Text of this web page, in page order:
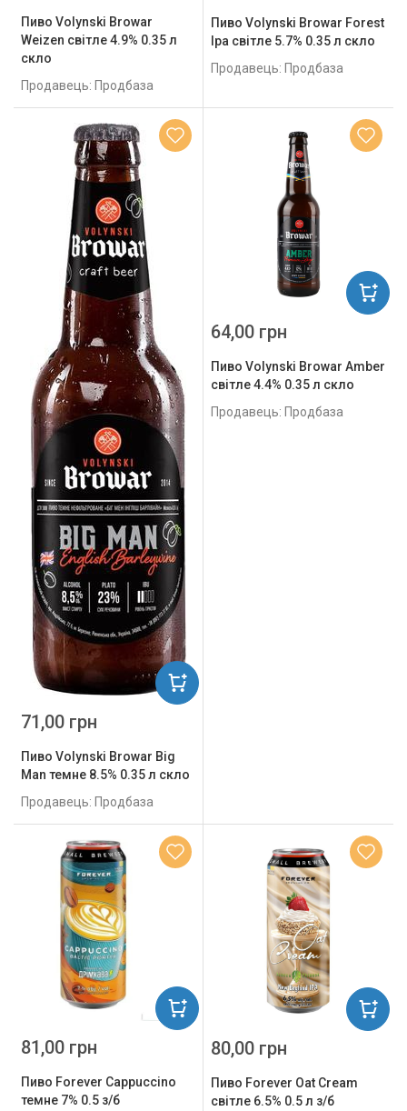
Пиво Volynski Browar
Weizen світле 4.9% 0.35 л
скло
Продавець: Продбаза
Пиво Volynski Browar Forest
Ipa світле 5.7% 0.35 л скло
Продавець: Продбаза
Пиво Volynski Browar Big
Man темне 8.5% 0.35 л скло
Продавець: Продбаза
71,00 грн
Пиво Volynski Browar Amber
світле 4.4% 0.35 л скло
Продавець: Продбаза
64,00 грн
Пиво Forever Cappuccino
темне 7% 0.5 з/б
81,00 грн
Пиво Forever Oat Cream
світле 6.5% 0.5 л з/б
80,00 грн